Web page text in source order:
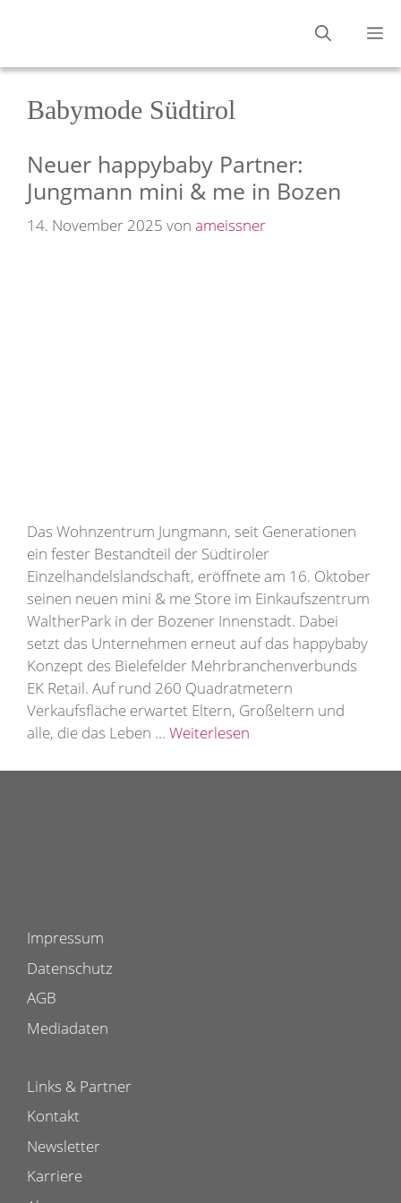
Babymode Südtirol
Neuer happybaby Partner:
Jungmann mini & me in Bozen
14. November 2025 von ameissner
Das Wohnzentrum Jungmann, seit Generationen
ein fester Bestandteil der Südtiroler
Einzelhandelslandschaft, eröffnete am 16. Oktober
seinen neuen mini & me Store im Einkaufszentrum
WaltherPark in der Bozener Innenstadt. Dabei
setzt das Unternehmen erneut auf das happybaby
Konzept des Bielefelder Mehrbranchenverbunds
EK Retail. Auf rund 260 Quadratmetern
Verkaufsfläche erwartet Eltern, Großeltern und
alle, die das Leben … Weiterlesen
Impressum
Datenschutz
AGB
Mediadaten
Links & Partner
Kontakt
Newsletter
Karriere